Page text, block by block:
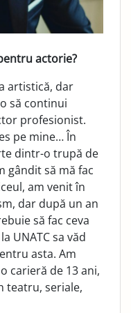
actorie?
artistică, dar
să continui
profesionist.
pe mine… În
dintr-o trupă de
gândit să mă fac
am venit în
dar după un an
să fac ceva
UNATC sa văd
asta. Am
carieră de 13 ani,
teatru, seriale,